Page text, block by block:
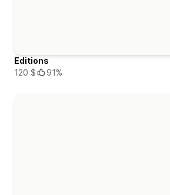
Editions
120 $
91%